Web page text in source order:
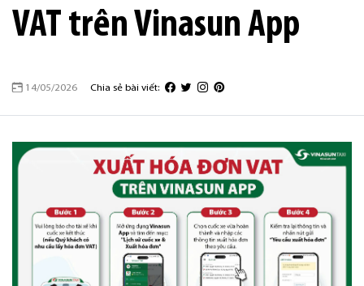
VAT trên Vinasun App
14/05/2026 Chia sẻ bài viết: